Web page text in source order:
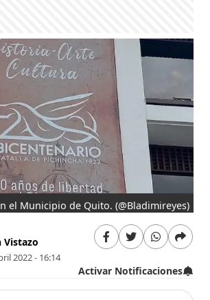
el Municipio de Quito. (@Bladimireyes)
Vistazo
2022 - 16:14
Activar Notificaciones